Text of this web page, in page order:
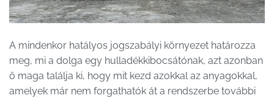
A mindenkor hatályos jogszabályi környezet határozza
meg, mi a dolga egy hulladékkibocsátónak, azt azonban
ő maga találja ki, hogy mit kezd azokkal az anyagokkal,
amelyek már nem forgathatók át a rendszerbe további